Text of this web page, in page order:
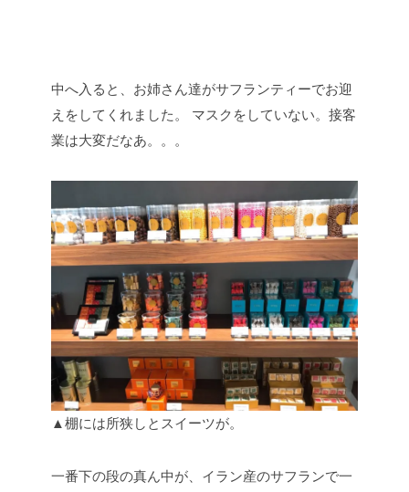
中へ入ると、お姉さん達がサフランティーでお迎
えをしてくれました。
マスクをしていない。接客
業は大変だなあ。。。
▲棚には所狭しとスイーツが。
一番下の段の真ん中が、イラン産のサフランで一